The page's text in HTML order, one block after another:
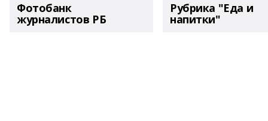
Фотобанк
журналистов РБ
Рубрика "Еда и
напитки"